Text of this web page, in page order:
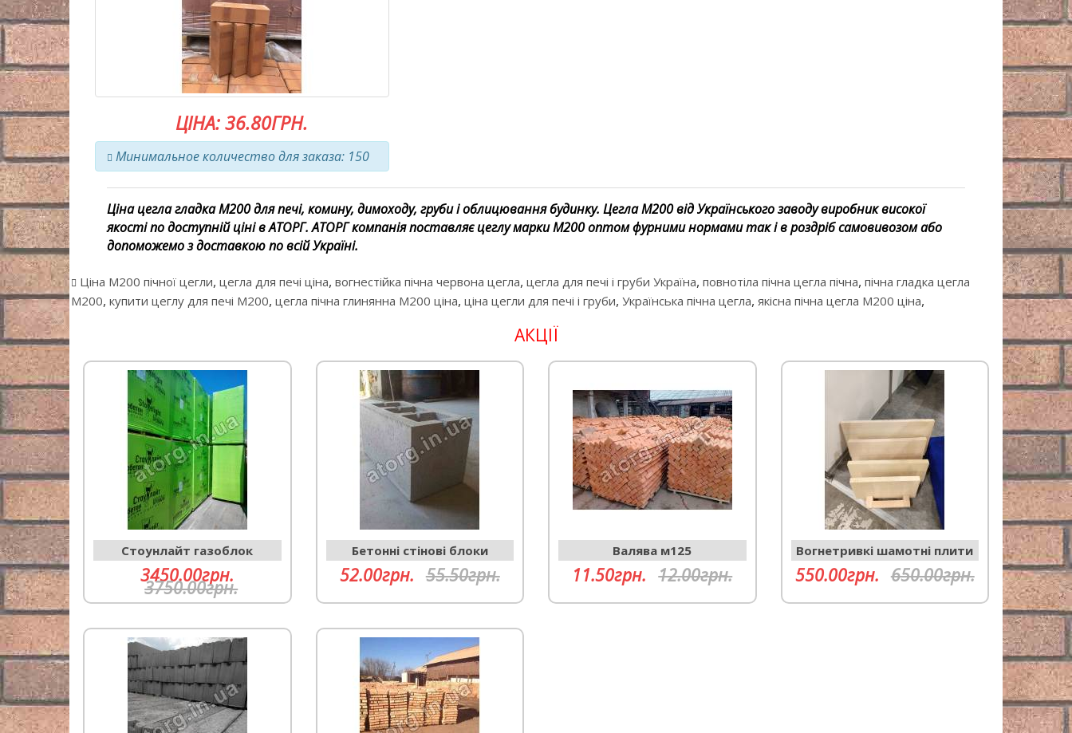
ЦІНА: 36.80ГРН.
Минимальное количество для заказа: 150
Ціна цегла гладка М200 для печі, комину, димоходу, груби і облицювання будинку. Цегла М200 від Українського заводу виробник високої
якості по доступній ціні в АТОРГ. АТОРГ компанія поставляє цеглу марки М200 оптом фурними нормами так і в роздріб самовивозом або
допоможемо з доставкою по всій Україні.
Ціна М200 пічної цегли, цегла для печі ціна, вогнестійка пічна червона цегла, цегла для печі і груби Україна, повнотіла пічна цегла пічна, пічна гладка цегла
М200, купити цеглу для печі М200, цегла пічна глинянна М200 ціна, ціна цегли для печі і груби, Українська пічна цегла, якісна пічна цегла М200 ціна,
АКЦІЇ
Cтоунлайт газоблок
3450.00грн.
3750.00грн.
Бетонні стінові блоки
52.00грн. 55.50грн.
Валява м125
11.50грн. 12.00грн.
Вогнетривкі шамотні плити
550.00грн. 650.00грн.